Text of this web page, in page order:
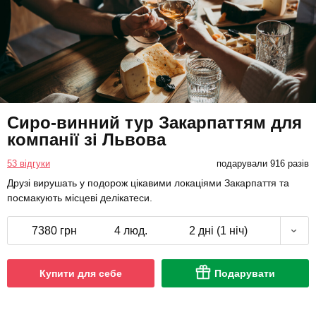
Сиро-винний тур Закарпаттям для
компанії зі Львова
53 відгуки подарували 916 разів
Друзі вирушать у подорож цікавими локаціями Закарпаття та
посмакують місцеві делікатеси.
7380 грн 4 люд. 2 дні (1 ніч)
Купити для себе Подарувати